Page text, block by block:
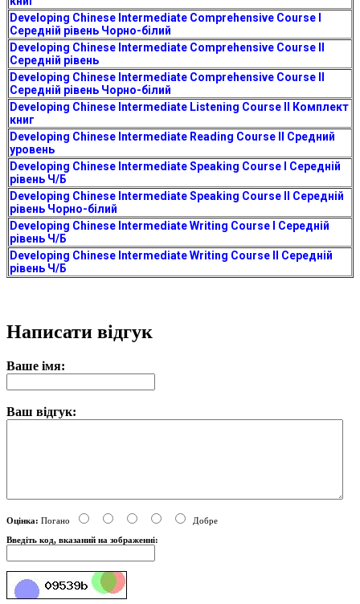
Developing Chinese Intermediate Comprehensive Course I
Середній рівень Чорно-білий
Developing Chinese Intermediate Comprehensive Course II
Середній рівень
Developing Chinese Intermediate Comprehensive Course II
Середній рівень Чорно-білий
Developing Chinese Intermediate Listening Course II Комплект
книг
Developing Chinese Intermediate Reading Course II Средний
уровень
Developing Chinese Intermediate Speaking Course I Середній
рівень Ч/Б
Developing Chinese Intermediate Speaking Course II Середній
рівень Чорно-білий
Developing Chinese Intermediate Writing Course I Середній
рівень Ч/Б
Developing Chinese Intermediate Writing Course II Середній
рівень Ч/Б
Написати відгук
Ваше імя:
Ваш відгук:
Оцінка: Погано
Добре
Введіть код, вказаний на зображенні: